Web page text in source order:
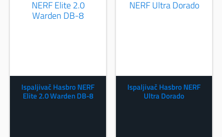
Ispaljivač Hasbro NERF
Elite 2.0 Warden DB-8
Ispaljivač Hasbro NERF
Ultra Dorado